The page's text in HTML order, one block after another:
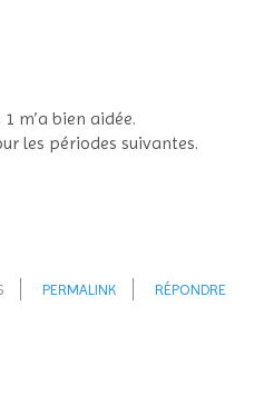
m’a bien aidée.
les périodes suivantes.
PERMALINK RÉPONDRE